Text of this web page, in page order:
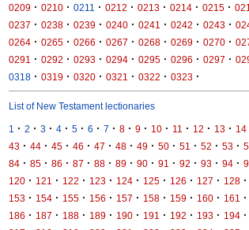
0209 · 0210 · 0211 · 0212 · 0213 · 0214 · 0215 ·
0237 · 0238 · 0239 · 0240 · 0241 · 0242 · 0243 ·
0264 · 0265 · 0266 · 0267 · 0268 · 0269 · 0270 ·
0291 · 0292 · 0293 · 0294 · 0295 · 0296 · 0297 ·
0318 · 0319 · 0320 · 0321 · 0322 · 0323 ·
List of New Testament lectionaries
1 · 2 · 3 · 4 · 5 · 6 · 7 · 8 · 9 · 10 · 11 · 12 · 13 · 14
43 · 44 · 45 · 46 · 47 · 48 · 49 · 50 · 51 · 52 · 53 ·
84 · 85 · 86 · 87 · 88 · 89 · 90 · 91 · 92 · 93 · 94 ·
120 · 121 · 122 · 123 · 124 · 125 · 126 · 127 · 128 ·
153 · 154 · 155 · 156 · 157 · 158 · 159 · 160 · 161 ·
186 · 187 · 188 · 189 · 190 · 191 · 192 · 193 · 194 ·